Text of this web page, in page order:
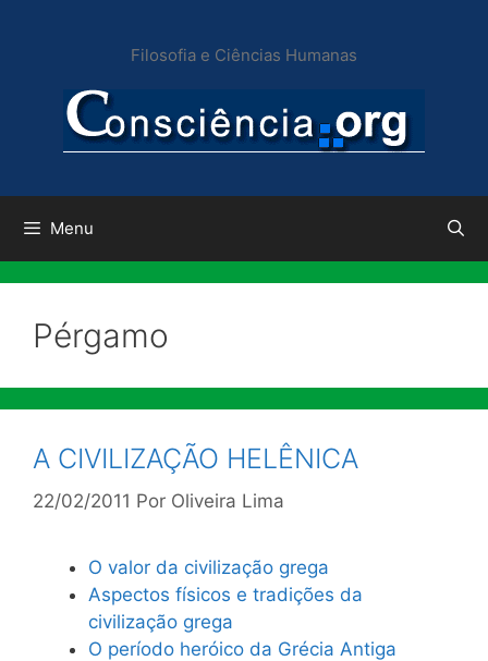
conteúdo
Filosofia e Ciências Humanas
Menu
Pérgamo
A CIVILIZAÇÃO HELÊNICA
22/02/2011 Por Oliveira Lima
O valor da civilização grega
Aspectos físicos e tradições da
civilização grega
O período heróico da Grécia Antiga